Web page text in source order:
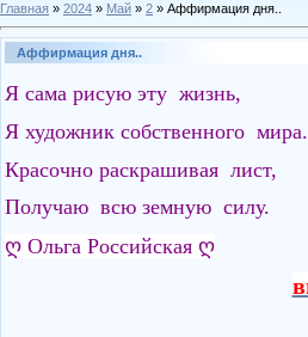
Главная » 2024 » Май » 2 » Аффирмация дня..
Аффирмация дня..
Я сама рисую эту жизнь,
Я художник собственного мира.
Красочно раскрашивая лист,
Получаю всю земную силу.
ღ Ольга Российская ღ